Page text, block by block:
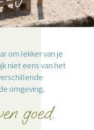
om lekker van je
niet eens van het
omgeving.
goed.